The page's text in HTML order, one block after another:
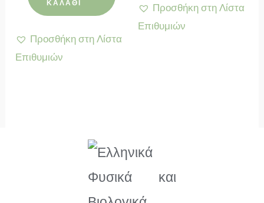
ΚΑΛΆΘΙ
Προσθήκη στη Λίστα
Επιθυμιών
Προσθήκη στη Λίστα
Επιθυμιών